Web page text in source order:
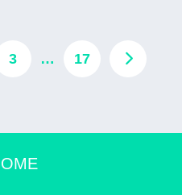
3 … 17